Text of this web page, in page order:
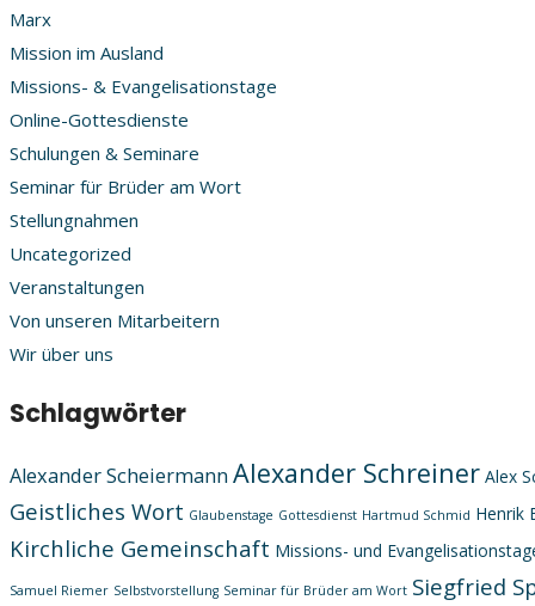
Marx
Mission im Ausland
Missions- & Evangelisationstage
Online-Gottesdienste
Schulungen & Seminare
Seminar für Brüder am Wort
Stellungnahmen
Uncategorized
Veranstaltungen
Von unseren Mitarbeitern
Wir über uns
Schlagwörter
Alexander ScheiermannAlexander Schreiner Alex
Geistliches Wort Glaubenstage Gottesdienst Hartmud Schmid Henrik
Kirchliche Gemeinschaft Missions- und
Samuel Riemer Selbstvorstellung Seminar für Brüder am Wort Siegfried